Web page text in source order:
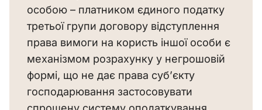
особою – платником єдиного податку
третьої групи договору відступлення
права вимоги на користь іншої особи є
механізмом розрахунку у негрошовій
формі, що не дає права суб’єкту
господарювання застосовувати